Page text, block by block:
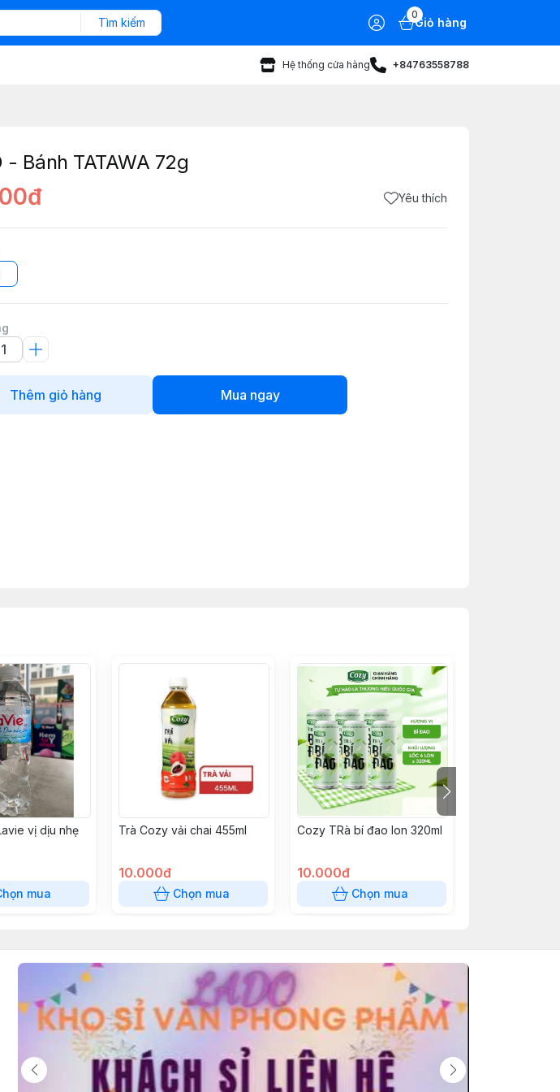
Tìm kiếm
0
Giỏ hàng
Hệ thống cửa hàng +84763558788
- Bánh TATAWA 72g
Yêu thích
Thêm giỏ hàng Mua ngay
vị dịu nhẹ
mua
Trà Cozy vải chai 455ml
10.000đ
Chọn mua
Cozy TRà bí đao lon 320ml
10.000đ
Chọn mua